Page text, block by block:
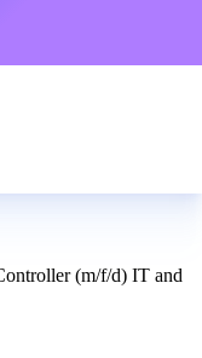
(m/f/d) IT and